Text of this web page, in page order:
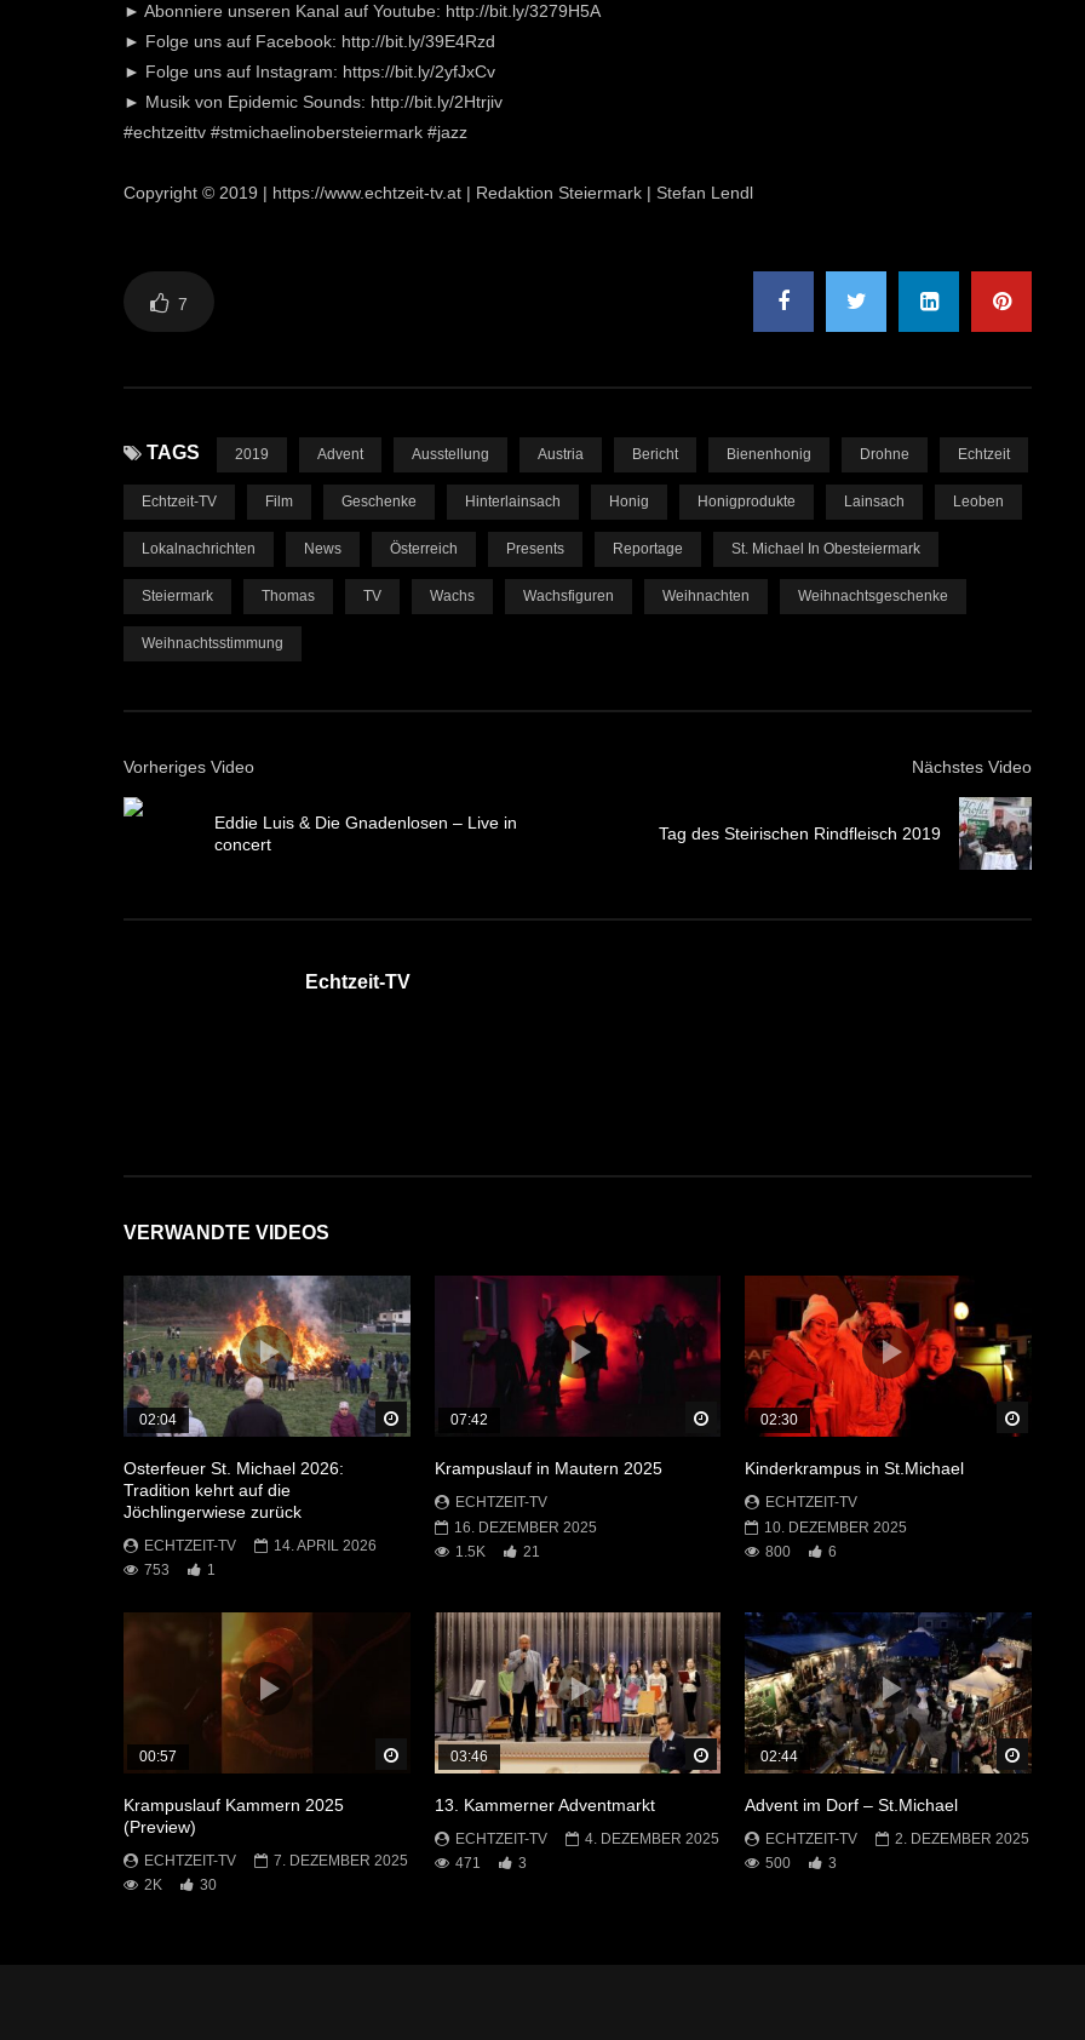
► Abonniere unseren Kanal auf Youtube: http://bit.ly/3279H5A
► Folge uns auf Facebook: http://bit.ly/39E4Rzd
► Folge uns auf Instagram: https://bit.ly/2yfJxCv
► Musik von Epidemic Sounds: http://bit.ly/2Htrjiv
#echtzeittv #stmichaelinobersteiermark #jazz
Copyright © 2019 | https://www.echtzeit-tv.at | Redaktion Steiermark | Stefan Lendl
7
TAGS 2019 Advent Ausstellung Austria Bericht Bienenhonig Drohne Echtzeit
Echtzeit-TV Film Geschenke Hinterlainsach Honig Honigprodukte Lainsach Leoben
Lokalnachrichten News Österreich Presents Reportage St. Michael In Obesteiermark
Steiermark Thomas TV Wachs Wachsfiguren Weihnachten Weihnachtsgeschenke
Weihnachtsstimmung
Vorheriges Video
Eddie Luis & Die Gnadenlosen – Live in
concert
Nächstes Video
Tag des Steirischen Rindfleisch 2019
Echtzeit-TV
VERWANDTE VIDEOS
Später Ansehen
02:04
Osterfeuer St. Michael 2026:
Tradition kehrt auf die
Jöchlingerwiese zurück
ECHTZEIT-TV
14. APRIL 2026
753
1
Später Ansehen
07:42
Krampuslauf in Mautern 2025
ECHTZEIT-TV
16. DEZEMBER 2025
1.5K
21
02:30
Kinderkrampus in St.Michael
ECHTZEIT-TV
10. DEZEMBER 2025
800
6
Später Ansehen
00:57
Krampuslauf Kammern 2025
(Preview)
ECHTZEIT-TV
7. DEZEMBER 2025
2K
30
Später Ansehen
03:46
13. Kammerner Adventmarkt
ECHTZEIT-TV
4. DEZEMBER 2025
471
3
Später
02:44
Advent im Dorf – St.Michael
ECHTZEIT-TV
2. DEZEMBER 2025
500
3